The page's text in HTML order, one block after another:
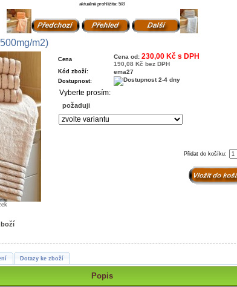
aktuálně prohlížíte: 5/8
m2)
Cena Cena od:230,00 Kč s DPH
190,08 Kč bez DPH
Kód zboží: ema27
Dostupnost:
Vyberte prosím:
požaduji
Přidat do košíku:
Dotazy ke zboží
Popis